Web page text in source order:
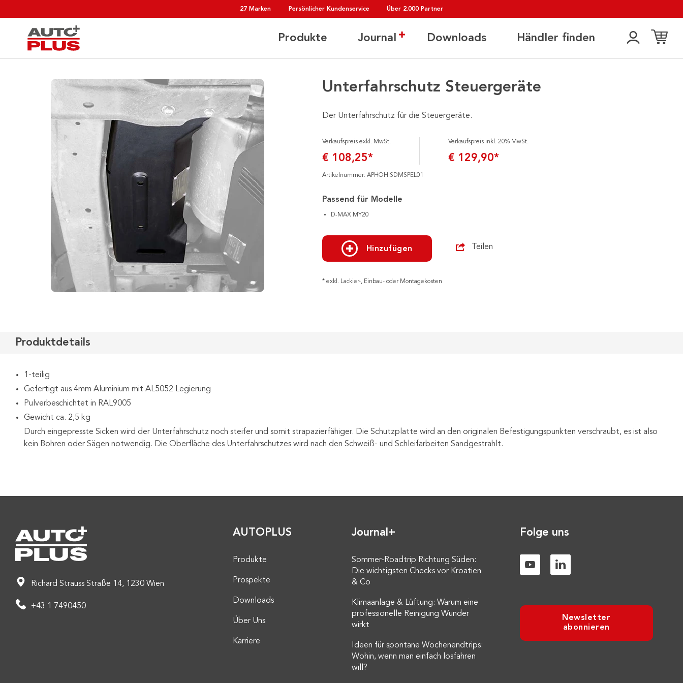
27 Marken Persönlicher Kundenservice Über 2.000 Partner
Produkte Journal Downloads Händler finden
Unterfahrschutz Steuergeräte
Der Unterfahrschutz für die Steuergeräte.
Verkaufspreis exkl. MwSt.
€ 108,25*
Verkaufspreis inkl. 20% MwSt.
€ 129,90*
Artikelnummer: APHOHISDMSPEL01
Passend für Modelle
D-MAX MY20
Hinzufügen Teilen
* exkl. Lackier-, Einbau- oder Montagekosten
Produktdetails
1-teilig
Gefertigt aus 4mm Aluminium mit AL5052 Legierung
Pulverbeschichtet in RAL9005
Gewicht ca. 2,5 kg
Durch eingepresste Sicken wird der Unterfahrschutz noch steifer und somit strapazierfähiger. Die Schutzplatte wird an den originalen Befestigungspunkten verschraubt, es ist also
kein Bohren oder Sägen notwendig. Die Oberfläche des Unterfahrschutzes wird nach den Schweiß- und Schleifarbeiten Sandgestrahlt.
Richard Strauss Straße 14, 1230 Wien
+43 1 7490450
AUTOPLUS
Produkte
Prospekte
Downloads
Über Uns
Karriere
Journal+
Sommer-Roadtrip Richtung Süden:
Die wichtigsten Checks vor Kroatien
& Co
Klimaanlage & Lüftung: Warum eine
professionelle Reinigung Wunder
wirkt
Ideen für spontane Wochenendtrips:
Wohin, wenn man einfach losfahren
will?
Folge uns
Newsletter
abonnieren